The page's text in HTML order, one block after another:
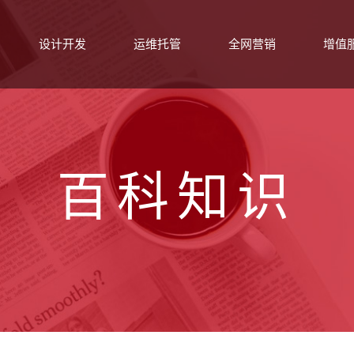
设计开发 运维托管 全网营销 增值
百科知识